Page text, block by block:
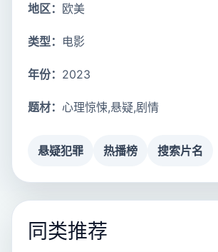
地区： 欧美
类型： 电影
年份： 2023
题材： 心理惊悚,悬疑,剧情
悬疑犯罪 热播榜 搜索片名
同类推荐